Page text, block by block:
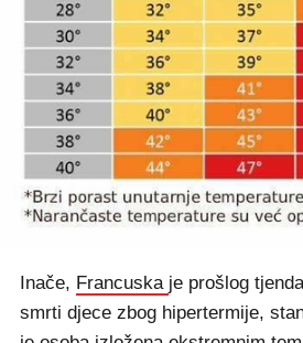
Inače, Francuska je prošlog
smrti djece zbog hipertermije,